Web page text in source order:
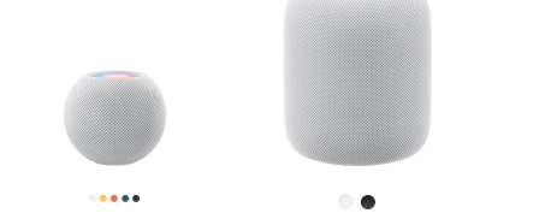
了
解
HomePod<